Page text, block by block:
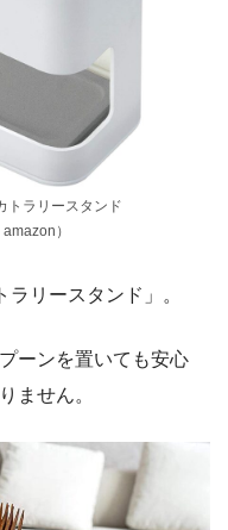
トラリースタンド
）
ラリースタンド」。
ーンを置いても安心
ません。